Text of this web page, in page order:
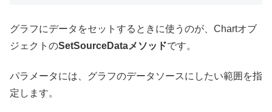
グラフにデータをセットするときに使うのが、Chartオブ
ジェクトのSetSourceDataメソッドです。
パラメータには、グラフのデータソースにしたい範囲を指
定します。